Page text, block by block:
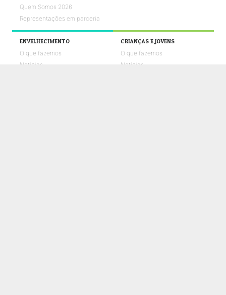
Quem Somos 2026
Representações em parceria
ENVELHECIMENTO
O que fazemos
Notícias
CRIANÇAS E JOVENS
O que fazemos
Notícias